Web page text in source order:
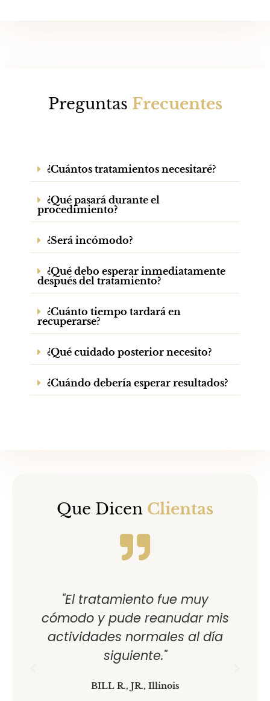
Preguntas Frecuentes
¿Cuántos tratamientos necesitaré?
¿Qué pasará durante el
procedimiento?
¿Será incómodo?
¿Qué debo esperar inmediatamente
después del tratamiento?
¿Cuánto tiempo tardará en
recuperarse?
¿Qué cuidado posterior necesito?
¿Cuándo debería esperar resultados?
Que Dicen Clientas
"El tratamiento fue muy
cómodo y pude reanudar mis
actividades normales al día
siguiente."
BILL R., JR., Illinois